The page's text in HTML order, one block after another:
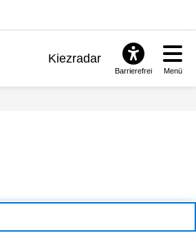
Kiezradar
Barrierefrei Menü